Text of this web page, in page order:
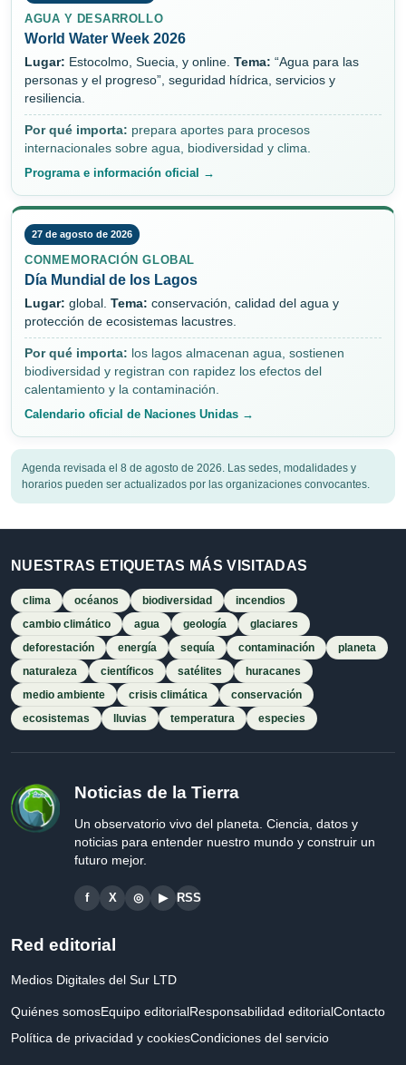
AGUA Y DESARROLLO
World Water Week 2026
Lugar: Estocolmo, Suecia, y online. Tema: “Agua para las
personas y el progreso”, seguridad hídrica, servicios y
resiliencia.
Por qué importa: prepara aportes para procesos
internacionales sobre agua, biodiversidad y clima.
Programa e información oficial →
27 de agosto de 2026
CONMEMORACIÓN GLOBAL
Día Mundial de los Lagos
Lugar: global. Tema: conservación, calidad del agua y
protección de ecosistemas lacustres.
Por qué importa: los lagos almacenan agua, sostienen
biodiversidad y registran con rapidez los efectos del
calentamiento y la contaminación.
Calendario oficial de Naciones Unidas →
Agenda revisada el 8 de agosto de 2026. Las sedes, modalidades y
horarios pueden ser actualizados por las organizaciones convocantes.
NUESTRAS ETIQUETAS MÁS VISITADAS
clima océanos biodiversidad
incendios
cambio climático
agua geología
glaciares
deforestación
energía sequía contaminación
planeta
naturaleza
científicos satélites
huracanes
medio ambiente
crisis climática
conservación
ecosistemas
lluvias temperatura especies
Noticias de la Tierra
Un observatorio vivo del planeta. Ciencia, datos y
noticias para entender nuestro mundo y construir un
futuro mejor.
f X ◎ ▶ RSS
Red editorial
Medios Digitales del Sur LTD
Quiénes somosEquipo editorialResponsabilidad editorialContacto
Política de privacidad y cookiesCondiciones del servicio